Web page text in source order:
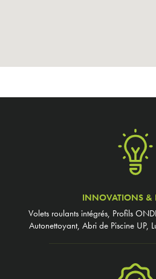
INNOVATIONS &
Volets roulants intégrés, Profils
Autonettoyant, Abri de Piscine UP,